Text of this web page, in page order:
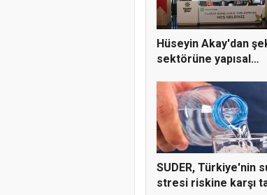
Hüseyin Akay'dan
sektörüne yapısal
SUDER, Türkiye'nin
stresi riskine karşı